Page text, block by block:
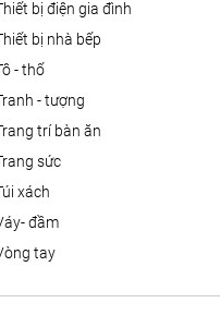
thiết bị điện gia đình
thiết bị nhà bếp
tô - thố
tranh - tượng
trang trí bàn ăn
trang sức
túi xách
váy- đầm
vòng tay